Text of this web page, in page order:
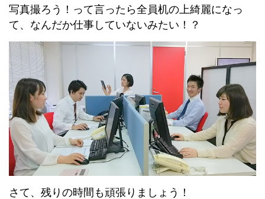
写真撮ろう！って言ったら全員机の上綺麗になっ
て、なんだか仕事していないみたい！？
さて、残りの時間も頑張りましょう！